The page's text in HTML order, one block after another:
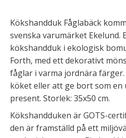
Kökshandduk Fåglabäck
svenska varumärket Ekelund.
kökshandduk i ekologisk
Forth, med ett dekorativt
fåglar i varma jordnära
köket eller att ge bort som en
present. Storlek: 35x50 cm.
Kökshandduken är GOTS-
den är framställd på ett